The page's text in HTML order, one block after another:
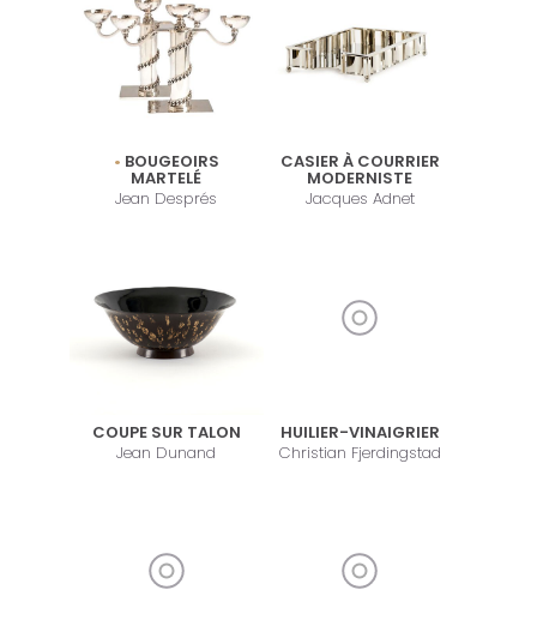
BOUGEOIRS
MARTELÉ
Jean Després
CASIER À COURRIER
MODERNISTE
Jacques Adnet
COUPE SUR TALON
Jean Dunand
HUILIER-VINAIGRIER
Christian Fjerdingstad